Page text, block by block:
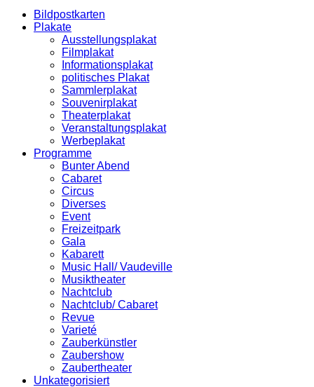
Bildpostkarten
Plakate
Ausstellungsplakat
Filmplakat
Informationsplakat
politisches Plakat
Sammlerplakat
Souvenirplakat
Theaterplakat
Veranstaltungsplakat
Werbeplakat
Programme
Bunter Abend
Cabaret
Circus
Diverses
Event
Freizeitpark
Gala
Kabarett
Music Hall/ Vaudeville
Musiktheater
Nachtclub
Nachtclub/ Cabaret
Revue
Varieté
Zauberkünstler
Zaubershow
Zaubertheater
Unkategorisiert